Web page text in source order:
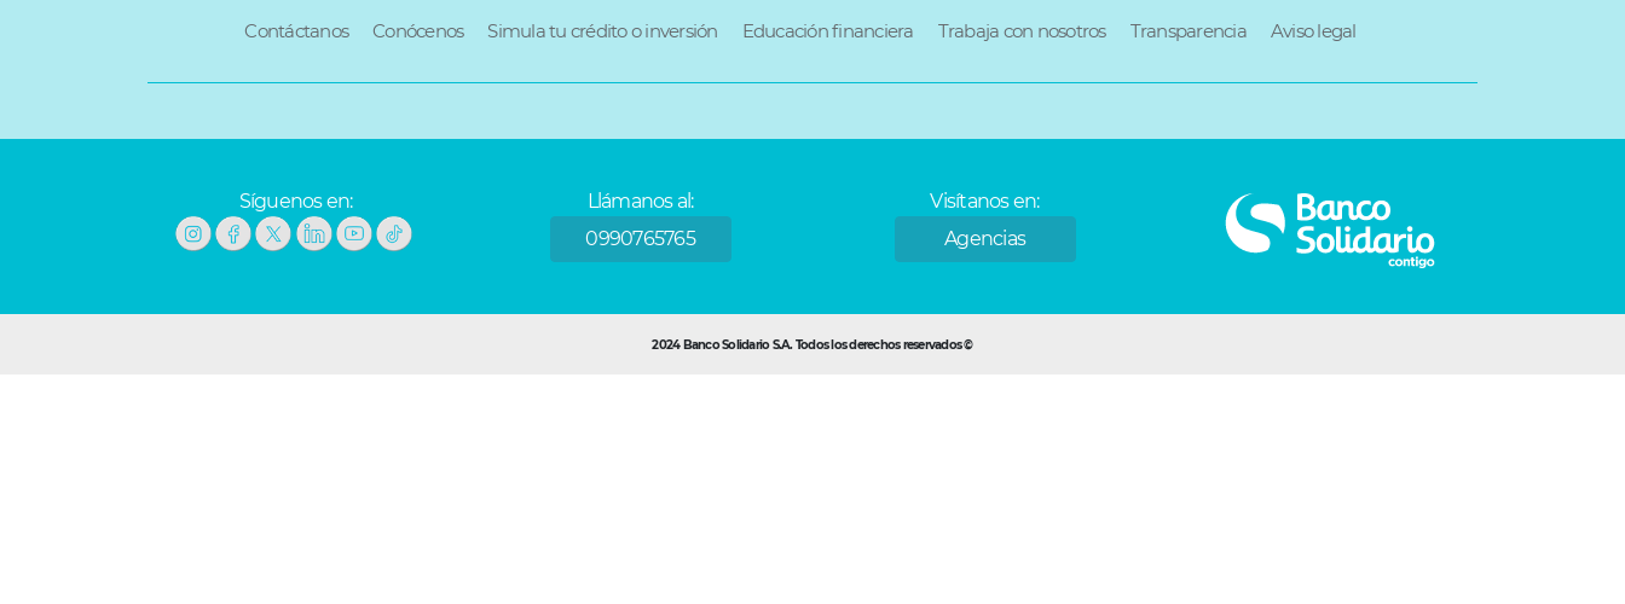
VariosContáctanos Conócenos Simula tu crédito o inversión Educación financiera Trabaja con nosotros Transparencia Aviso legal
Síguenos en:
Llámanos al:
0990765765
Visítanos en:
Agencias
2024 Banco Solidario S.A. Todos los derechos reservados ©